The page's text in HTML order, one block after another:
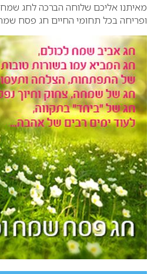
מאיתנו אליכם שלוחה הברכהלחג שמח
ופריחה בכל תחומי החיים חג פסח